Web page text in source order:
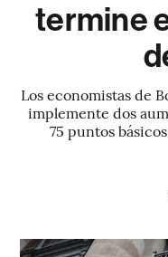
termine
Los economistas de
implemente dos
75 puntos